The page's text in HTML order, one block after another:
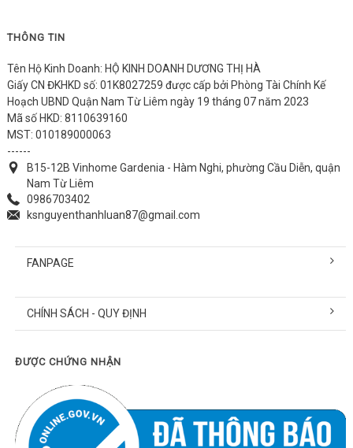
THÔNG TIN
Tên Hộ Kinh Doanh: HỘ KINH DOANH DƯƠNG THỊ HÀ
Giấy CN ĐKHKD số: 01K8027259 được cấp bởi Phòng Tài Chính Kế
Hoạch UBND Quận Nam Từ Liêm ngày 19 tháng 07 năm 2023
Mã số HKD: 8110639160
MST: 010189000063
------
B15-12B Vinhome Gardenia - Hàm Nghi, phường Cầu Diễn, quận
Nam Từ Liêm
0986703402
ksnguyenthanhluan87@gmail.com
FANPAGE
CHÍNH SÁCH - QUY ĐỊNH
ĐƯỢC CHỨNG NHẬN